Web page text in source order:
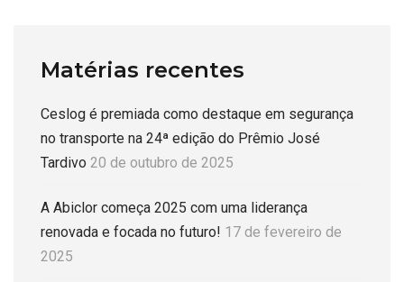
Matérias recentes
Ceslog é premiada como destaque em segurança
no transporte na 24ª edição do Prêmio José
Tardivo 20 de outubro de 2025
A Abiclor começa 2025 com uma liderança
renovada e focada no futuro! 17 de fevereiro de
2025